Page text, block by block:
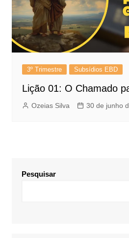
3º Trimestre Subsídios EBD
Lição 01: O Chamado
Ozeias Silva 30 de junho
Pesquisar